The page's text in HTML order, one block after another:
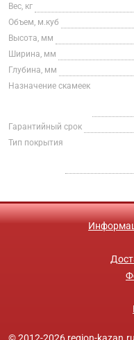
Вес, кг
Объем, м.куб
Высота, мм
Ширина, мм
Глубина, мм
Назначение скамеек
Гарантийный срок
Тип покрытия
© 2012-2026 region-